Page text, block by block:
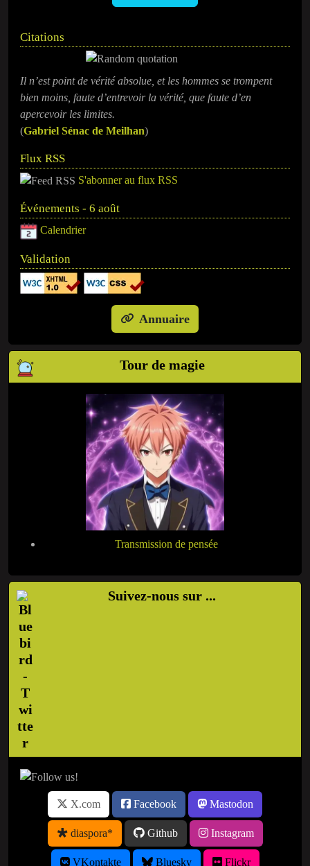
Citations
Il n’est point de vérité absolue, et les hommes se trompent
bien moins, faute d’entrevoir la vérité, que faute d’en
apercevoir les limites.
(Gabriel Sénac de Meilhan)
Flux RSS
S'abonner au flux RSS
Événements - 6 août
Calendrier
Validation
Annuaire
Tour de magie
Transmission de pensée
Suivez-nous sur ...
X.com Facebook Mastodon
diaspora* Github Instagram
VKontakte Bluesky Flickr